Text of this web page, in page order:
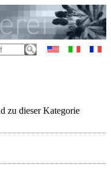
zu dieser Kategorie